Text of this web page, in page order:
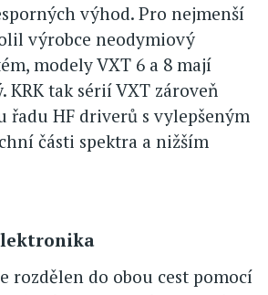
výhod. Pro nejmenší
výrobce neodymiový
modely VXT 6 a 8 mají
KRK tak sérií VXT zároveň
řadu HF driverů s vylepšeným
části spektra a nižším
rozdělen do obou cest pomocí